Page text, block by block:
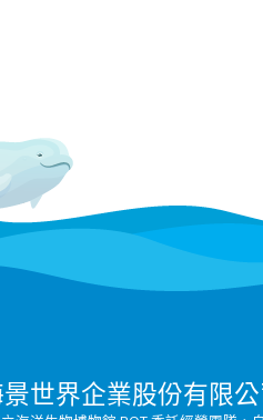
世界企業股份有限